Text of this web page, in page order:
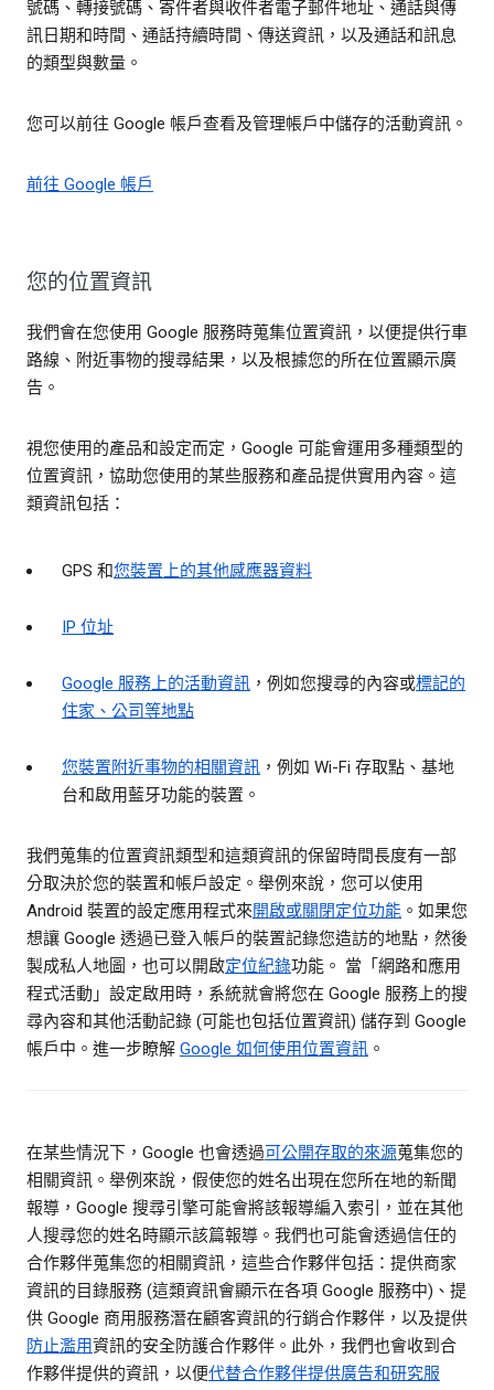
號碼、轉接號碼、寄件者與收件者電子郵件地址、通話與傳
訊日期和時間、通話持續時間、傳送資訊，以及通話和訊息
的類型與數量。
您可以前往 Google 帳戶查看及管理帳戶中儲存的活動資訊。
前往 Google 帳戶
您的位置資訊
我們會在您使用 Google 服務時蒐集位置資訊，以便提供行車
路線、附近事物的搜尋結果，以及根據您的所在位置顯示廣
告。
視您使用的產品和設定而定，Google 可能會運用多種類型的
位置資訊，協助您使用的某些服務和產品提供實用內容。這
類資訊包括：
GPS 和您裝置上的其他感應器資料
IP 位址
Google 服務上的活動資訊 ，例如您搜尋的內容或標記的
住家、公司等地點
您裝置附近事物的相關資訊 ，例如 Wi-Fi 存取點、基地
台和啟用藍牙功能的裝置。
我們蒐集的位置資訊類型和這類資訊的保留時間長度有一部
分取決於您的裝置和帳戶設定。舉例來說，您可以使用
Android 裝置的設定應用程式來開啟或關閉定位功能 。如果您
想讓 Google 透過已登入帳戶的裝置記錄您造訪的地點，然後
製成私人地圖，也可以開啟定位紀錄功能。 當「網路和應用
程式活動」設定啟用時，系統就會將您在 Google 服務上的搜
尋內容和其他活動記錄 (可能也包括位置資訊) 儲存到 Google
帳戶中。進一步瞭解 Google 如何使用位置資訊 。
在某些情況下，Google 也會透過可公開存取的來源蒐集您的
相關資訊。舉例來說，假使您的姓名出現在您所在地的新聞
報導，Google 搜尋引擎可能會將該報導編入索引，並在其他
人搜尋您的姓名時顯示該篇報導。我們也可能會透過信任的
合作夥伴蒐集您的相關資訊，這些合作夥伴包括：提供商家
資訊的目錄服務 (這類資訊會顯示在各項 Google 服務中)、提
供 Google 商用服務潛在顧客資訊的行銷合作夥伴，以及提供
防止濫用資訊的安全防護合作夥伴。此外，我們也會收到合
作夥伴提供的資訊，以便代替合作夥伴提供廣告和研究服